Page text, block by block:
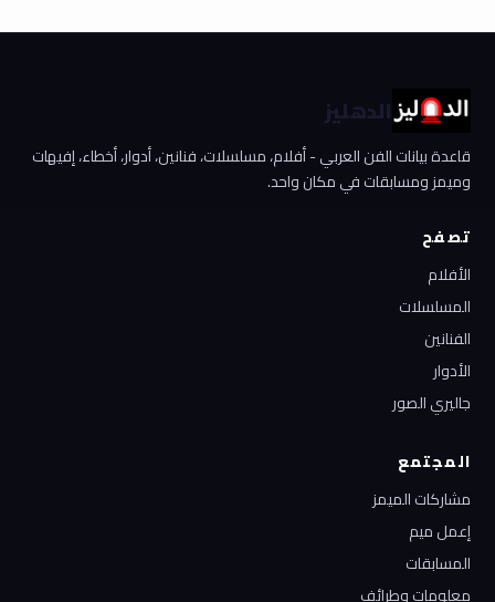
الدهليز
قاعدة بيانات الفن العربي - أفلام، مسلسلات، فنانين، أدوار، أخطاء، إفيهات
وميمز ومسابقات في مكان واحد.
تصفح
الأفلام
المسلسلات
الفنانين
الأدوار
جاليري الصور
المجتمع
مشاركات الميمز
إعمل ميم
المسابقات
معلومات وطرائف